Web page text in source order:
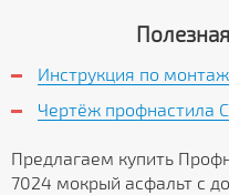
Инструкция по
Чертёж профнастила
Предлагаем купить
7024 мокрый асфальт с